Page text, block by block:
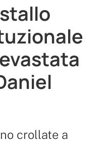
crollate a